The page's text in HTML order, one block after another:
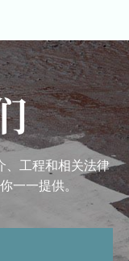
、工程和相关法律
一一提供。